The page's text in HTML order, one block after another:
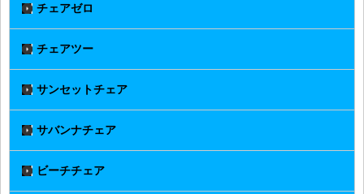
チェアゼロ
チェアツー
サンセットチェア
サバンナチェア
ビーチチェア